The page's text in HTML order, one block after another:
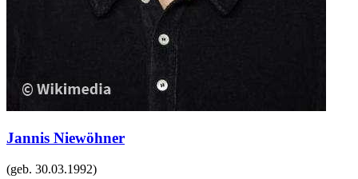
Jannis Niewöhner
(geb. 30.03.1992)